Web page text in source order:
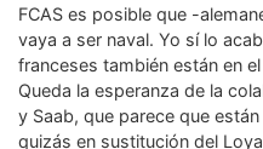
FCAS es posible que -
vaya a ser naval. Yo sí lo
franceses también están en
Queda la esperanza de la
y Saab, que parece que
quizás en sustitución del